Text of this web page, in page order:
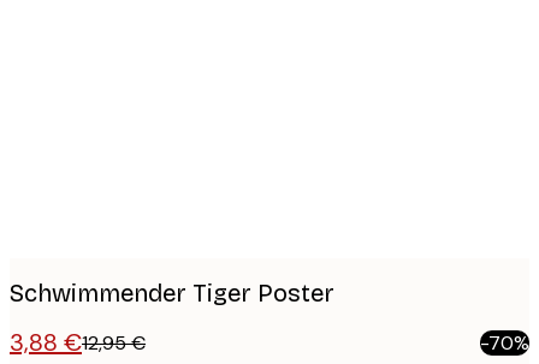
Schwimmender Tiger Poster
3,88 €12,95 € -70%